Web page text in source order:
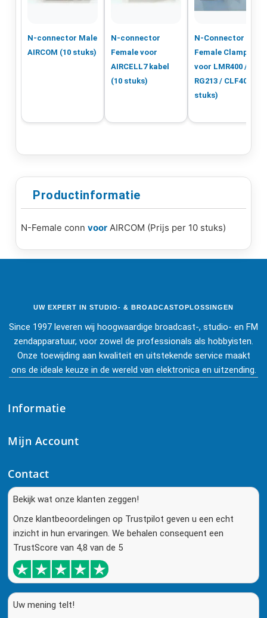
N-connector Male
AIRCOM (10 stuks)
N-connector
Female voor
AIRCELL7 kabel
(10 stuks)
N-Connector
Female Clamp
voor LMR400 /
RG213 / CLF400 (10
stuks)
Productinformatie
N-Female conn voor AIRCOM (Prijs per 10 stuks)
UW EXPERT IN STUDIO- & BROADCASTOPLOSSINGEN
Since 1997 leveren wij hoogwaardige broadcast-, studio- en FM
zendapparatuur, voor zowel de professionals als hobbyisten.
Onze toewijding aan kwaliteit en uitstekende service maakt
ons de ideale keuze in de wereld van elektronica en uitzending.
Informatie
Mijn Account
Contact
Bekijk wat onze klanten zeggen!
Onze klantbeoordelingen op Trustpilot geven u een echt
inzicht in hun ervaringen. We behalen consequent een
TrustScore van 4,8 van de 5
Uw mening telt!